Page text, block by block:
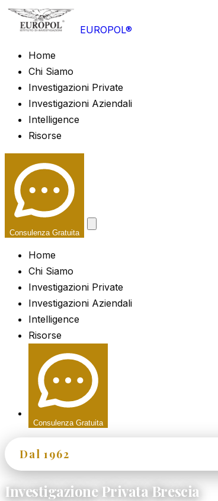
EUROPOL®
Home
Chi Siamo
Investigazioni Private
Investigazioni Aziendali
Intelligence
Risorse
Consulenza Gratuita
Home
Chi Siamo
Investigazioni Private
Investigazioni Aziendali
Intelligence
Risorse
Consulenza Gratuita
Dal 1962
Investigazione Privata Brescia